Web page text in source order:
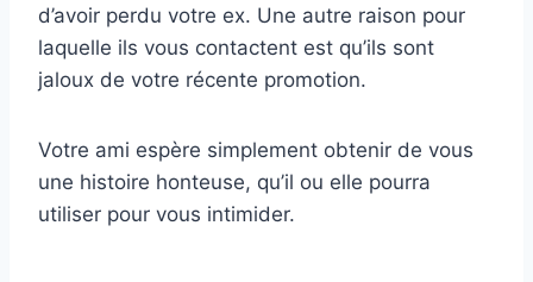
d’avoir perdu votre ex. Une autre raison pour
laquelle ils vous contactent est qu’ils sont
jaloux de votre récente promotion.
Votre ami espère simplement obtenir de vous
une histoire honteuse, qu’il ou elle pourra
utiliser pour vous intimider.